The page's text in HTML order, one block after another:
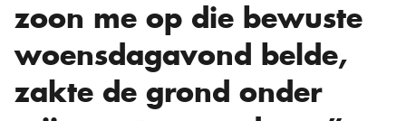
zoon me op die bewuste
woensdagavond belde,
zakte de grond onder